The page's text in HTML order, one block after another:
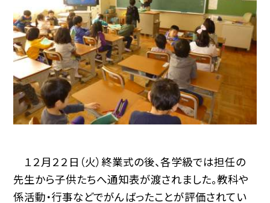
１２月２２日（火）終業式の後、各学級では担任の
先生から子供たちへ通知表が渡されました。教科や
係活動・行事などでがんばったことが評価されてい